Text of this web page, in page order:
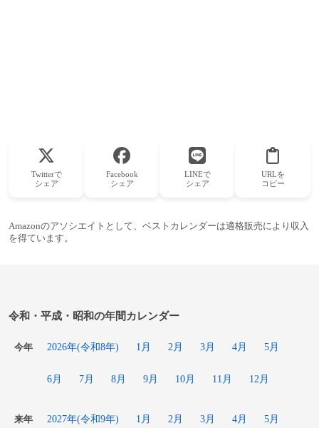
Twitterで
シェア
Facebook
シェア
LINEで
シェア
URLを
コピー
Amazonのアソシエイトとして、ベストカレンダーは適格販売により収入
を得ています。
令和・平成・昭和の年間カレンダー
今年 2026年(令和8年) 1月 2月 3月 4月 5月
6月 7月 8月 9月 10月 11月 12月
来年 2027年(令和9年) 1月 2月 3月 4月 5月